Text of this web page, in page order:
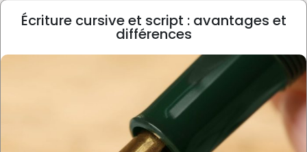
Écriture cursive et script : avantages et
différences